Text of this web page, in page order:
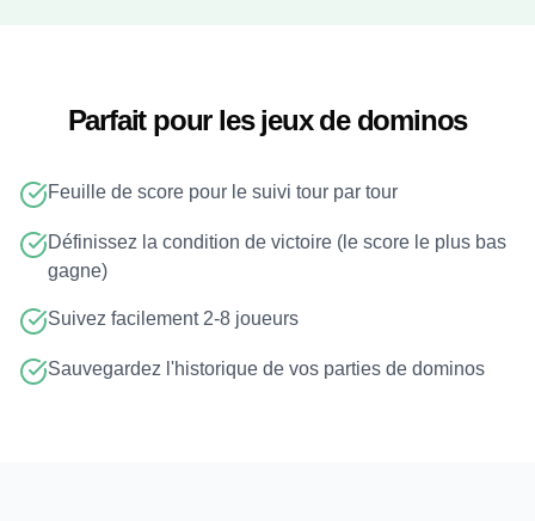
Parfait pour les jeux de dominos
Feuille de score pour le suivi tour par tour
Définissez la condition de victoire (le score le plus bas
gagne)
Suivez facilement 2-8 joueurs
Sauvegardez l'historique de vos parties de dominos